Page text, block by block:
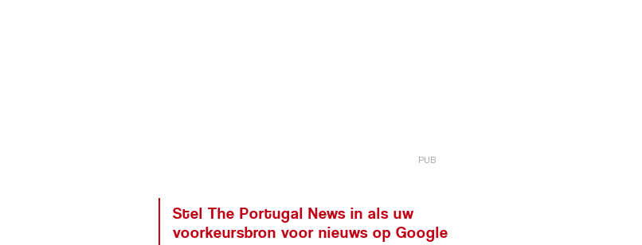
Stel The Portugal News in als uw
voorkeursbron voor nieuws op Google